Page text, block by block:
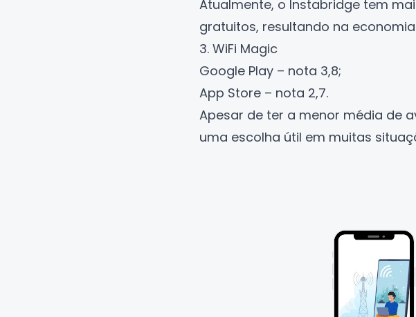
Atualmente, o Instabridge tem
gratuitos, resultando na
3. WiFi Magic
Google Play – nota 3,8;
App Store – nota 2,7.
Apesar de ter a menor média de
uma escolha útil em muitas